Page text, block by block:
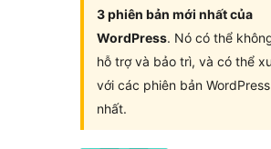
3 phiên bản mới nhất của
WordPress. Nó có thể
hỗ trợ và bảo trì, và có thể
với các phiên bản
nhất.